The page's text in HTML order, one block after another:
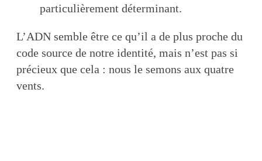
particulièrement déterminant.
L’ADN semble être ce qu’il a de plus proche du
code source de notre identité, mais n’est pas si
précieux que cela : nous le semons aux quatre
vents.